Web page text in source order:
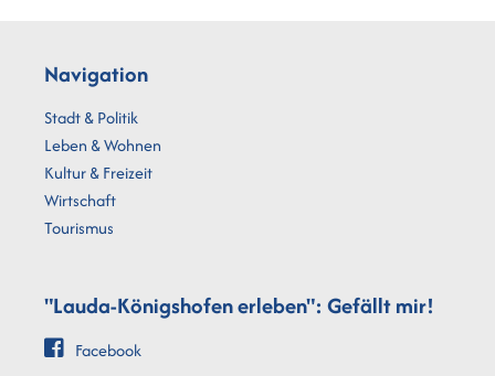
Navigation
Stadt & Politik
Leben & Wohnen
Kultur & Freizeit
Wirtschaft
Tourismus
"Lauda-Königshofen erleben": Gefällt mir!
Facebook